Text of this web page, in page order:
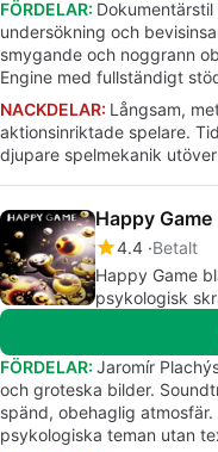
FÖRDELAR:
undersökning och
smygande och noggrann
Engine med fullständigt
NACKDELAR: Långsam,
aktionsinriktade spelare.
djupare spelmekanik
Happy Game
4.4 Betalt
Happy Game
psykologisk
FÖRDELAR: Jaromír
och groteska bilder.
spänd, obehaglig
psykologiska teman utan